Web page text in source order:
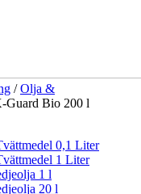
/Olja &
Guard Bio 200 l
0,1 Liter
1 Liter
1 l
20 l